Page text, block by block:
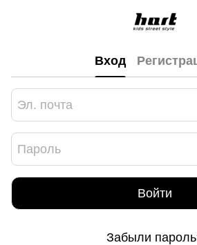
Вход
Войти
Забыли